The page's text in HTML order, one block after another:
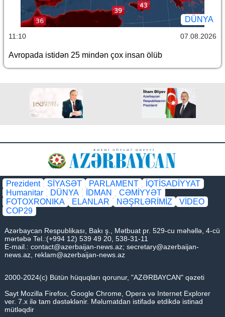
DÜNYA
11:10 07.08.2026
Avropada istidən 25 mindən çox insan ölüb
Prezident SİYASƏT PARLAMENT
İQTİSADİYYAT
Humanitar
DÜNYA İDMAN
CƏMİYYƏT
FOTOXRONIKA
ELANLAR NƏŞRLƏRİMİZ
VİDEO
COP29
Azərbaycan Respublikası, Bakı ş., Mətbuat pr. 529-cu məhəllə, 4-cü
mərtəbə Tel.:(+994 12) 539 49 20, 538-31-11
E-mail.: contact@azerbaijan-news.az; secretary@azerbaijan-
news.az, reklam@azerbaijan-news.az
2000-2024(c) Bütün hüquqları qorunur, "AZƏRBAYCAN" qəzeti
Sayt Mozilla Firefox, Google Chrome, Opera və Internet Explorer
ver. 7.x ilə tam dəstəklənir. Məlumatdan istifadə etdikdə istinad
mütləqdir